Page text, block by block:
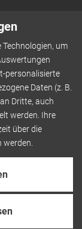
um
personalisierte
Daten (z. B.
Dritte, auch
werden. Ihre
über die
werden.